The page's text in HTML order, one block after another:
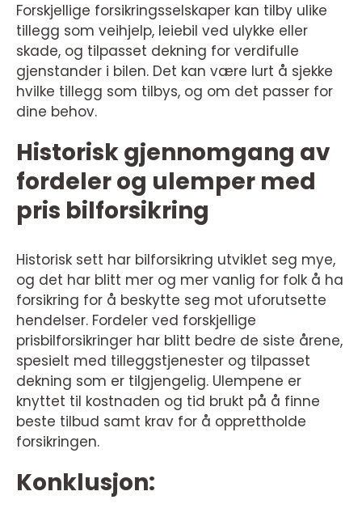
Forskjellige forsikringsselskaper kan tilby ulike
tillegg som veihjelp, leiebil ved ulykke eller
skade, og tilpasset dekning for verdifulle
gjenstander i bilen. Det kan være lurt å sjekke
hvilke tillegg som tilbys, og om det passer for
dine behov.
Historisk gjennomgang av
fordeler og ulemper med
pris bilforsikring
Historisk sett har bilforsikring utviklet seg mye,
og det har blitt mer og mer vanlig for folk å ha
forsikring for å beskytte seg mot uforutsette
hendelser. Fordeler ved forskjellige
prisbilforsikringer har blitt bedre de siste årene,
spesielt med tilleggstjenester og tilpasset
dekning som er tilgjengelig. Ulempene er
knyttet til kostnaden og tid brukt på å finne
beste tilbud samt krav for å opprettholde
forsikringen.
Konklusjon: